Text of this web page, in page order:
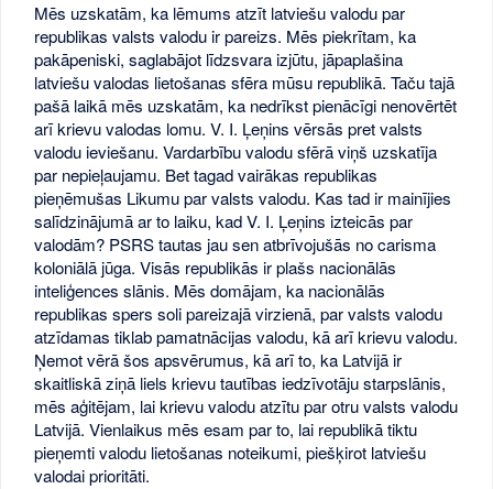
Mēs uzskatām, ka lēmums atzīt latviešu valodu par
republikas valsts valodu ir pareizs. Mēs piekrītam, ka
pakāpeniski, saglabājot līdzsvara izjūtu, jāpaplašina
latviešu valodas lietošanas sfēra mūsu republikā. Taču tajā
pašā laikā mēs uzskatām, ka nedrīkst pienācīgi nenovērtēt
arī krievu valodas lomu. V. I. Ļeņins vērsās pret valsts
valodu ieviešanu. Vardarbību valodu sfērā viņš uzskatīja
par nepieļaujamu. Bet tagad vairākas republikas
pieņēmušas Likumu par valsts valodu. Kas tad ir mainījies
salīdzinājumā ar to laiku, kad V. I. Ļeņins izteicās par
valodām? PSRS tautas jau sen atbrīvojušās no carisma
koloniālā jūga. Visās republikās ir plašs nacionālās
inteliģences slānis. Mēs domājam, ka nacionālās
republikas spers soli pareizajā virzienā, par valsts valodu
atzīdamas tiklab pamatnācijas valodu, kā arī krievu valodu.
Ņemot vērā šos apsvērumus, kā arī to, ka Latvijā ir
skaitliskā ziņā liels krievu tautības iedzīvotāju starpslānis,
mēs aģitējam, lai krievu valodu atzītu par otru valsts valodu
Latvijā. Vienlaikus mēs esam par to, lai republikā tiktu
pieņemti valodu lietošanas noteikumi, piešķirot latviešu
valodai prioritāti.